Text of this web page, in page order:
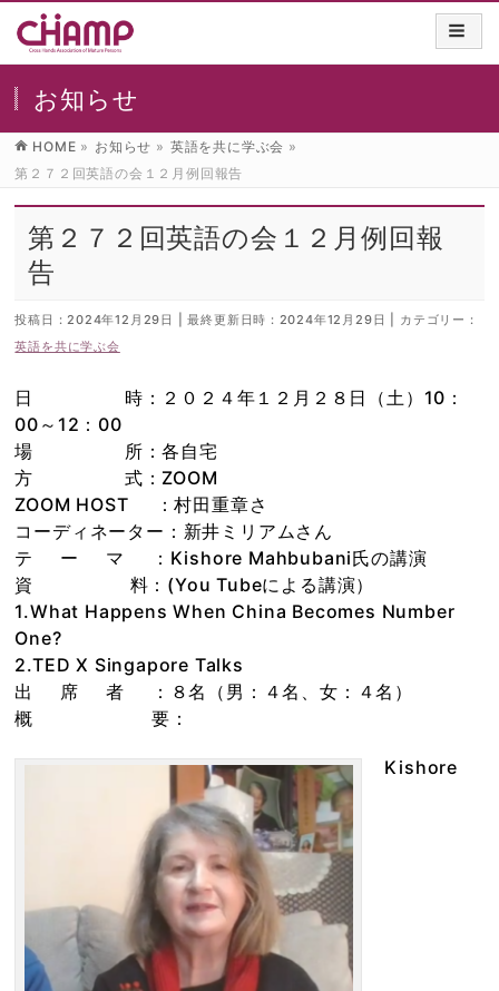
お知らせ
HOME » お知らせ » 英語を共に学ぶ会 »
第２７２回英語の会１２月例回報告
第２７２回英語の会１２月例回報
告
投稿日 : 2024年12月29日 最終更新日時 : 2024年12月29日
カテゴリー :
英語を共に学ぶ会
日 時：２０２４年１２月２８日（土）10：
00～12：00
場 所：各自宅
方 式：ZOOM
ZOOM HOST ：村田重章さ
コーディネーター：新井ミリアムさん
テ ー マ ：Kishore Mahbubani氏の講演
資 料：(You Tubeによる講演）
1.What Happens When China Becomes Number
One?
2.TED X Singapore Talks
出 席 者 ：８名（男：４名、女：４名）
概 要：
Kishore